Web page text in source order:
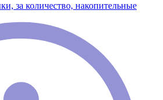
за количество, накопительные